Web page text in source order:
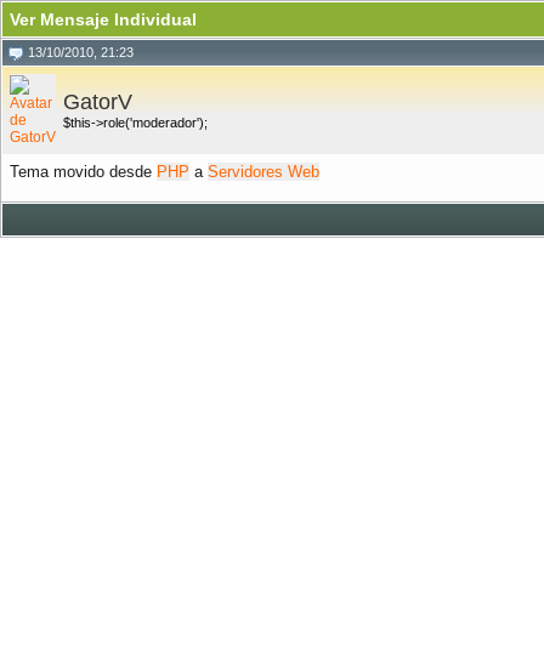
Ver Mensaje Individual
13/10/2010, 21:23
GatorV
$this->role('moderador');
Tema movido desde PHP a Servidores Web